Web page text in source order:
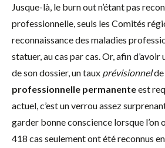
Jusque-là, le burn out n’étant pas
professionnelle, seuls les Comités
reconnaissance des maladies
statuer, au cas par cas. Or, afin d’avoir
de son dossier, un taux prévisionnelde
professionnelle permanenteest
actuel, c’est un verrou assez
garder bonne conscience lorsque l’on
418 cas seulement ont été reconnus